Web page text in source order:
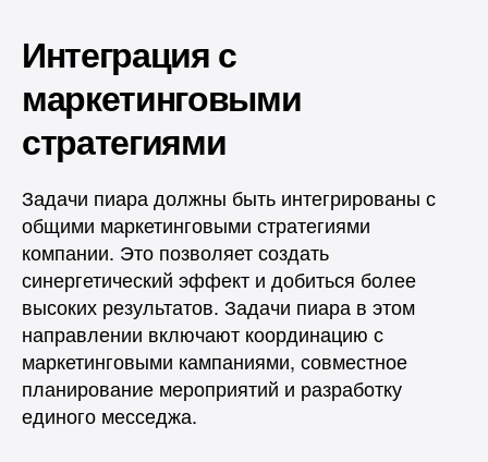
Интеграция с
маркетинговыми
стратегиями
Задачи пиара должны быть интегрированы с
общими маркетинговыми стратегиями
компании. Это позволяет создать
синергетический эффект и добиться более
высоких результатов. Задачи пиара в этом
направлении включают координацию с
маркетинговыми кампаниями, совместное
планирование мероприятий и разработку
единого месседжа.